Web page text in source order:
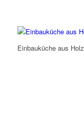
Einbauküche aus Holz